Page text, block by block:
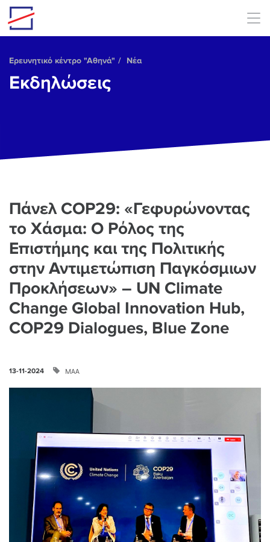
Skip to main content
Ερευνητικό κέντρο "Αθηνά" Νέα
Εκδηλώσεις
Πάνελ COP29: «Γεφυρώνοντας
το Χάσμα: Ο Ρόλος της
Επιστήμης και της Πολιτικής
στην Αντιμετώπιση Παγκόσμιων
Προκλήσεων» – UN Climate
Change Global Innovation Hub,
COP29 Dialogues, Blue Zone
13-11-2024 ΜΑΑ